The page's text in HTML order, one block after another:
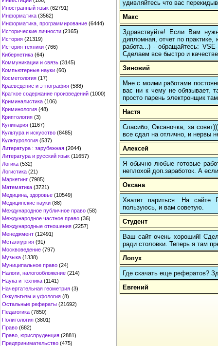
Иностранный язык (62791)
Информатика (3562)
Информатика, программирование (6444)
Исторические личности (2165)
История (21319)
История техники (766)
Кибернетика (64)
Коммуникации и связь (3145)
Компьютерные науки (60)
Косметология (17)
Краеведение и этнография (588)
Краткое содержание произведений (1000)
Криминалистика (106)
Криминология (48)
Криптология (3)
Кулинария (1167)
Культура и искусство (8485)
Культурология (537)
Литература : зарубежная (2044)
Литература и русский язык (11657)
Логика (532)
Логистика (21)
Маркетинг (7985)
Математика (3721)
Медицина, здоровье (10549)
Медицинские науки (88)
Международное публичное право (58)
Международное частное право (36)
Международные отношения (2257)
Менеджмент (12491)
Металлургия (91)
Москвоведение (797)
Музыка (1338)
Муниципальное право (24)
Налоги, налогообложение (214)
Наука и техника (1141)
Начертательная геометрия (3)
Оккультизм и уфология (8)
Остальные рефераты (21692)
Педагогика (7850)
Политология (3801)
Право (682)
Право, юриспруденция (2881)
Предпринимательство (475)
удивляйтесь что вас
Макс
Здравствуйте! Если Вам
дипломная, отчет по
работа...) - обращайтесь:
Сделаем все быстро и
Зиновий
Мне с моими работами
вас ни к чему не обязывает,
просто парень электронщик
Настя
Спасибо, Оксаночка, за
все сдал на отлично, и нервы
Алексей
Я обычно любые готовые
неплохой доп.заработок. А
Оксана
Хватит париться. На
пользуюсь, и вам советую.
Студент
Ваш сайт очень хороший!
ради столовки. Теперь я там
Лопух
Где скачать еще рефератов?
Евгений